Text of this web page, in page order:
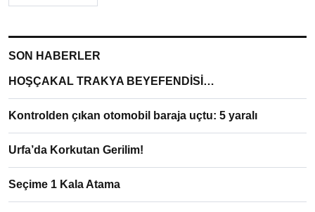
SON HABERLER
HOŞÇAKAL TRAKYA BEYEFENDİSİ…
Kontrolden çıkan otomobil baraja uçtu: 5 yaralı
Urfa’da Korkutan Gerilim!
Seçime 1 Kala Atama